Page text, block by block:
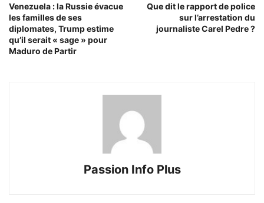
Venezuela : la Russie évacue
les familles de ses
diplomates, Trump estime
qu’il serait « sage » pour
Maduro de Partir
Que dit le rapport de police
sur l’arrestation du
journaliste Carel Pedre ?
Passion Info Plus